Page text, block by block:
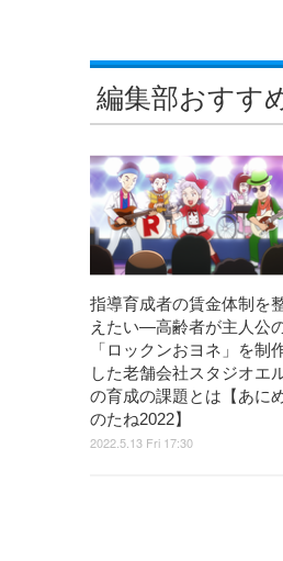
編集部おすす
指導育成者の賃金体制を
えたい―高齢者が主人公
「ロックンおヨネ」を制
した老舗会社スタジオエ
の育成の課題とは【あに
のたね2022】
2022.5.13 Fri 17:30